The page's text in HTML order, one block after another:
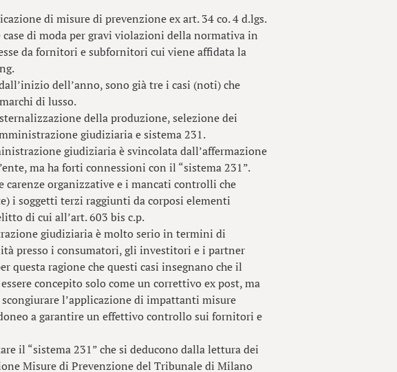
di misure di prevenzione ex art. 34 co. 4 d.lgs.
case di moda per gravi violazioni della normativa in
da fornitori e subfornitori cui viene affidata la
dell’anno, sono già tre i casi (noti) che
di lusso.
della produzione, selezione dei
giudiziaria e sistema 231.
giudiziaria è svincolata dall’affermazione
ma ha forti connessioni con il “sistema 231”.
carenze organizzative e i mancati controlli che
i soggetti terzi raggiunti da corposi elementi
di cui all’art. 603 bis c.p.
giudiziaria è molto serio in termini di
presso i consumatori, gli investitori e i partner
questa ragione che questi casi insegnano che il
concepito solo come un correttivo ex post, ma
l’applicazione di impattanti misure
a garantire un effettivo controllo sui fornitori e
il “sistema 231” che si deducono dalla lettura dei
Misure di Prevenzione del Tribunale di Milano